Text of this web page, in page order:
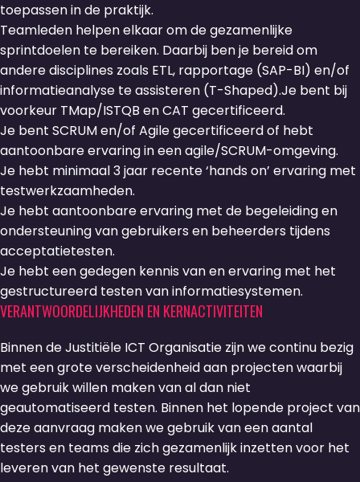
toepassen in de praktijk.
Teamleden helpen elkaar om de gezamenlijke
sprintdoelen te bereiken. Daarbij ben je bereid om
andere disciplines zoals ETL, rapportage (SAP-BI) en/of
informatieanalyse te assisteren (T-Shaped).Je bent bij
voorkeur TMap/ISTQB en CAT gecertificeerd.
Je bent SCRUM en/of Agile gecertificeerd of hebt
aantoonbare ervaring in een agile/SCRUM-omgeving.
Je hebt minimaal 3 jaar recente ‘hands on’ ervaring met
testwerkzaamheden.
Je hebt aantoonbare ervaring met de begeleiding en
ondersteuning van gebruikers en beheerders tijdens
acceptatietesten.
Je hebt een gedegen kennis van en ervaring met het
gestructureerd testen van informatiesystemen.
VERANTWOORDELIJKHEDEN EN KERNACTIVITEITEN
Binnen de Justitiële ICT Organisatie zijn we continu bezig
met een grote verscheidenheid aan projecten waarbij
we gebruik willen maken van al dan niet
geautomatiseerd testen. Binnen het lopende project van
deze aanvraag maken we gebruik van een aantal
testers en teams die zich gezamenlijk inzetten voor het
leveren van het gewenste resultaat.